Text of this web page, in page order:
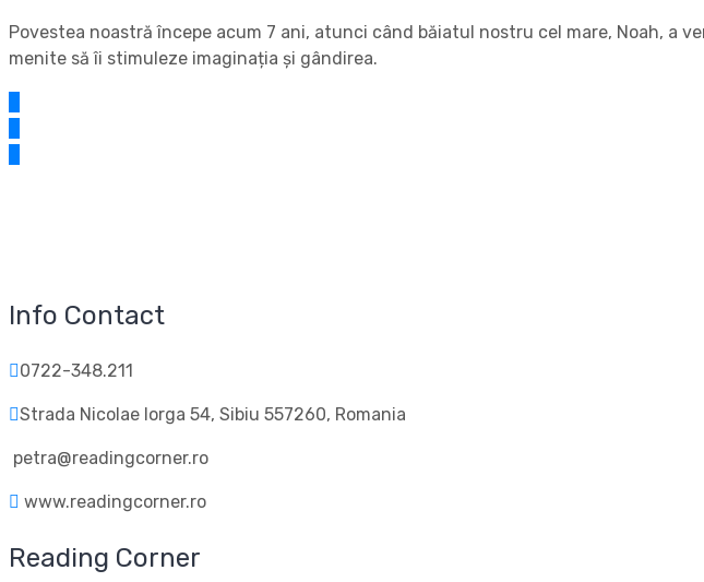
Povestea noastră începe acum 7 ani, atunci când băiatul nostru cel mare, Noah, a
menite să îi stimuleze imaginația și gândirea.
Info Contact
0722-348.211
Strada Nicolae Iorga 54, Sibiu 557260, Romania
petra@readingcorner.ro
www.readingcorner.ro
Reading Corner